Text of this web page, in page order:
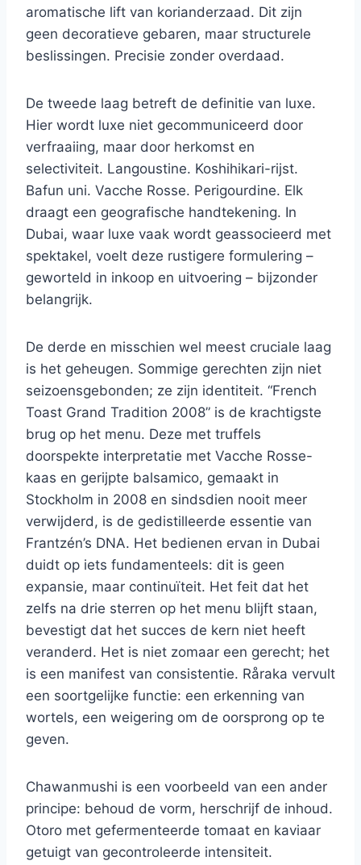
aromatische lift van korianderzaad. Dit zijn
geen decoratieve gebaren, maar structurele
beslissingen. Precisie zonder overdaad.
De tweede laag betreft de definitie van luxe.
Hier wordt luxe niet gecommuniceerd door
verfraaiing, maar door herkomst en
selectiviteit. Langoustine. Koshihikari-rijst.
Bafun uni. Vacche Rosse. Perigourdine. Elk
draagt ​​een geografische handtekening. In
Dubai, waar luxe vaak wordt geassocieerd met
spektakel, voelt deze rustigere formulering –
geworteld in inkoop en uitvoering – bijzonder
belangrijk.
De derde en misschien wel meest cruciale laag
is het geheugen. Sommige gerechten zijn niet
seizoensgebonden; ze zijn identiteit. “French
Toast Grand Tradition 2008” is de krachtigste
brug op het menu. Deze met truffels
doorspekte interpretatie met Vacche Rosse-
kaas en gerijpte balsamico, gemaakt in
Stockholm in 2008 en sindsdien nooit meer
verwijderd, is de gedistilleerde essentie van
Frantzén’s DNA. Het bedienen ervan in Dubai
duidt op iets fundamenteels: dit is geen
expansie, maar continuïteit. Het feit dat het
zelfs na drie sterren op het menu blijft staan,
bevestigt dat het succes de kern niet heeft
veranderd. Het is niet zomaar een gerecht; het
is een manifest van consistentie. Råraka vervult
een soortgelijke functie: een erkenning van
wortels, een weigering om de oorsprong op te
geven.
Chawanmushi is een voorbeeld van een ander
principe: behoud de vorm, herschrijf de inhoud.
Otoro met gefermenteerde tomaat en kaviaar
getuigt van gecontroleerde intensiteit.